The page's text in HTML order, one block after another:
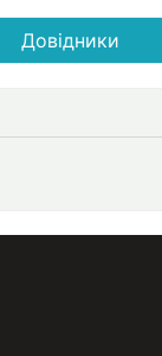
Довідники